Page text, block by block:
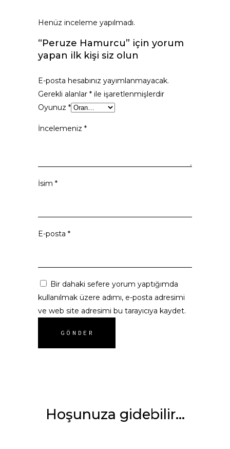
Henüz inceleme yapılmadı.
“Peruze Hamurcu” için yorum
yapan ilk kişi siz olun
E-posta hesabınız yayımlanmayacak.
Gerekli alanlar * ile işaretlenmişlerdir
Oyunuz *
İncelemeniz *
İsim *
E-posta *
Bir dahaki sefere yorum yaptığımda
kullanılmak üzere adımı, e-posta adresimi
ve web site adresimi bu tarayıcıya kaydet.
Hoşunuza gidebilir…